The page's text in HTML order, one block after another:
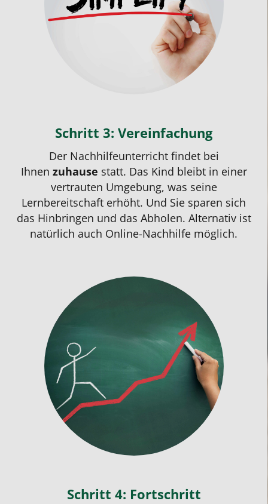
Schritt 3: Vereinfachung
Der Nachhilfeunterrichtfindet bei
Ihnen zuhause statt. Das Kind bleibt in einer
vertrauten Umgebung, was seine
Lernbereitschaft erhöht. Und Sie sparen sich
das Hinbringen und das Abholen. Alternativ ist
natürlich auch Online-Nachhilfe möglich.
Schritt 4: Fortschritt